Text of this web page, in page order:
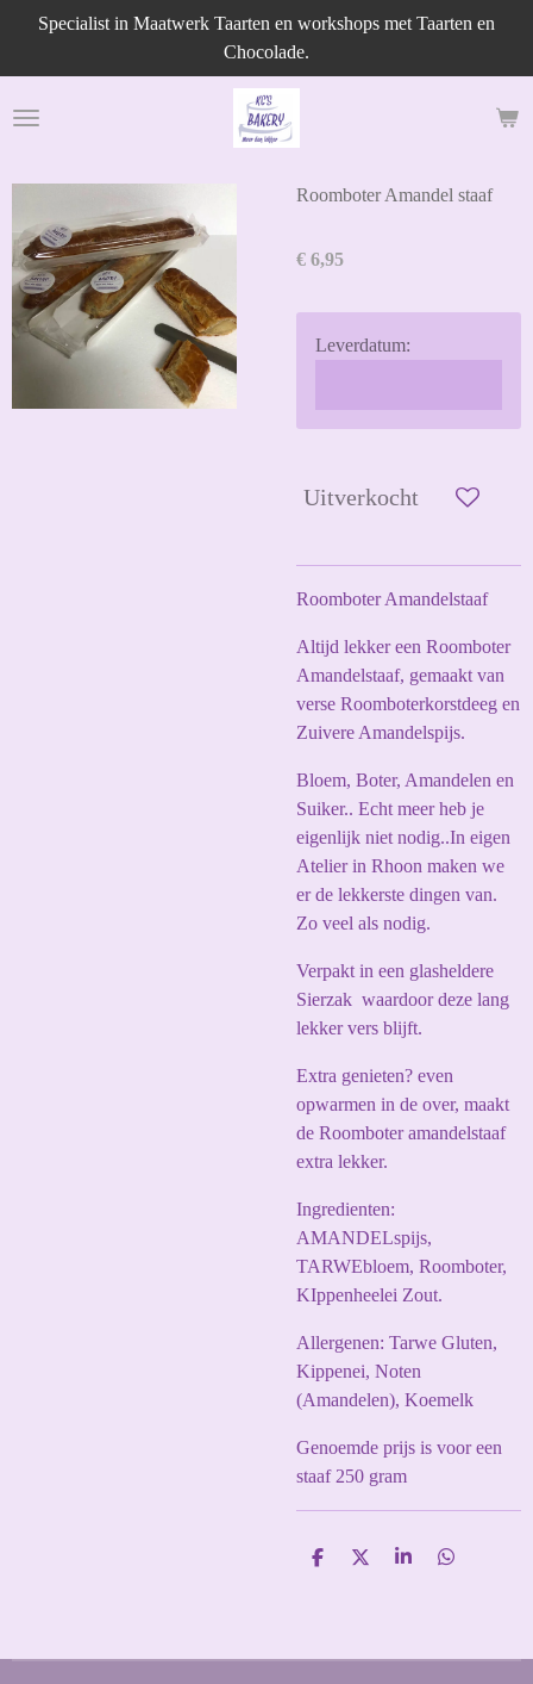
naar
de
Specialist in Maatwerk Taarten en workshops met Taarten en
Chocolade.
Roomboter Amandel staaf
€ 6,95
Leverdatum:
Uitverkocht
Roomboter Amandelstaaf
Altijd lekker een Roomboter
Amandelstaaf, gemaakt van
verse Roomboterkorstdeeg en
Zuivere Amandelspijs.
Bloem, Boter, Amandelen en
Suiker.. Echt meer heb je
eigenlijk niet nodig..In eigen
Atelier in Rhoon maken we
er de lekkerste dingen van.
Zo veel als nodig.
Verpakt in een glasheldere
Sierzak waardoor deze lang
lekker vers blijft.
Extra genieten? even
opwarmen in de over, maakt
de Roomboter amandelstaaf
extra lekker.
Ingredienten:
AMANDELspijs,
TARWEbloem, Roomboter,
KIppenheelei Zout.
Allergenen: Tarwe Gluten,
Kippenei, Noten
(Amandelen), Koemelk
Genoemde prijs is voor een
staaf 250 gram
D
D
S
D